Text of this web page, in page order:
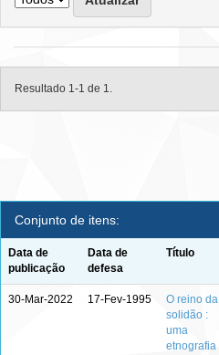
Resultado 1-1 de 1.
Conjunto de itens:
Data de
publicação
Data de
defesa
Título
30-Mar-2022 17-Fev-1995
O reino da
solidão :
uma
etnografia